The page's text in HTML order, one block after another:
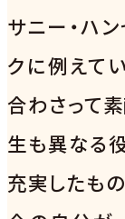
サニー・ハ
クに例えて
合わさって
生も異なる
充実したも